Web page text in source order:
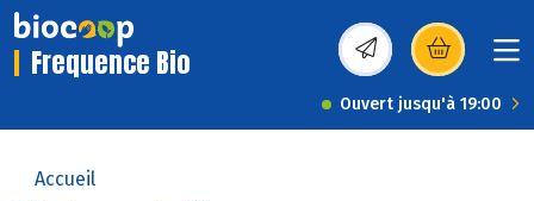
Frequence Bio (s’ouvre dans une
Ouvert jusqu'à 19:00
Accueil